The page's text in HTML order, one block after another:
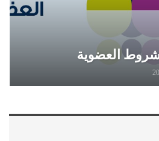
العضوية